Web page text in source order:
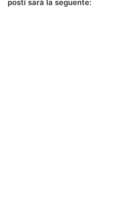
posti sarà la seguente: